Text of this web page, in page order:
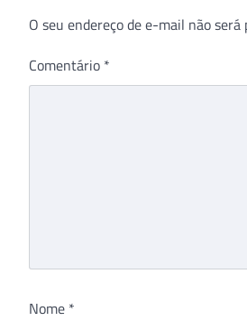
O seu endereço de e-mail não será
Comentário *
Nome *